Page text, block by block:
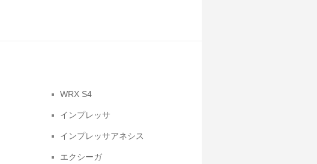
WRX S4
インプレッサ
インプレッサアネシス
エクシーガ